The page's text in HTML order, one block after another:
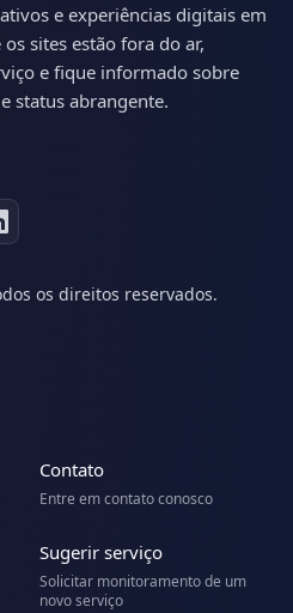
e experiências digitais em
sites estão fora do ar,
e fique informado sobre
status abrangente.
os direitos reservados.
Contato
Entre em contato conosco
Sugerir serviço
Solicitar monitoramento de um
novo serviço